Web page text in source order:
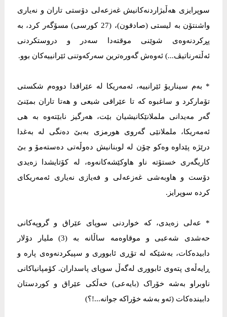
سوپرایزى هەڵبژاردنەکانیش غەزعەلى دۆستى تاران و نەیارى
واشنتۆن بە لیستى (صادقون)، (27 کورسى) مسۆگەر کرد، بە
پڕکردنەوەى شوێنى موقتەدا سەدر و دروستکردنى
ئەڵتەرناتیڤ...) ئەوەش گەورەترین سەرکەوتنى ئێرانییەکان بوو.
* بەم سیناریۆ ئێرانییە، ئەمەریکا لە عێراقدا دووەم شکستى
تۆمارکرد و ساغبوە کە تا عێراقى شیعى و هەتا تاران بمێنێ
گەر مەیدانى ململانێکانیشیان بێت، هەرگیز نابێتەوە بە هى
ئەمەریکا، ململانێى گەروى هورمزى بەبێ دەنگى لە بەغدا
درێژە پێداوە وەکو چۆن لە لوبنانیش دەوڵەتى دەستەمۆ و بێ
کاریگەرى خستۆتە ناو هاوکێشەکانەوە، لە کۆتایشدا زەیدى
دۆست و هاوبەشى غەزعەلى و فەیازى نەیارى ئەمەریکاى
کردە سوپرایز.
* عەلى زەیدى، کە خواردنى سوپاى عێراق و گروپەکانى
حەشدى شەعبى و موقاوەمە ساڵانە بە (3) ملیار دۆلار
دابیدەکات، بەشێکە لە تۆڕى ئابوورى و سپیکردنەوەى پارە و
ڕایەڵەى پتەوى ئابوورى لەگەڵ سوپاى پاسداران. کۆمپانیاکانى
ناوبراو بەشە خۆراک (بایەعى) خەڵکى عێراق و کوردستان
دابیندەکات (ئەو بەشە خۆراکە جوانە...!؟)